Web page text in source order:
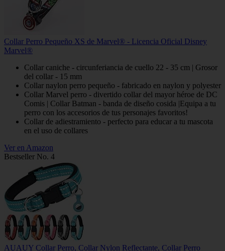
Collar Perro Pequeño XS de Marvel® - Licencia Oficial Disney
Marvel®
Collar caniche - circunferiancia de cuello 22 - 35 cm | Grosor
del collar - 15 mm
Collar naylon perro pequeño - fabricado en naylon y polyester
Collar Marvel perro - divertido collar del mayor héroe de DC
Comis | Collar Batman - banda de diseño cosida |Equipa a tu
perro con los accesorios de tus personajes favoritos!
Collar de adiestramiento - perfecto para educar a tu mascota
en el uso de collares
Ver en Amazon
Bestseller No. 4
AUAUY Collar Perro, Collar Nylon Reflectante, Collar Perro